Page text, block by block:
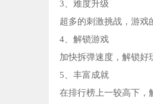
3、难度升级
超多的刺激挑战，游戏
4、解锁游戏
加快拆弹速度，解锁好
5、丰富成就
在排行榜上一较高下，